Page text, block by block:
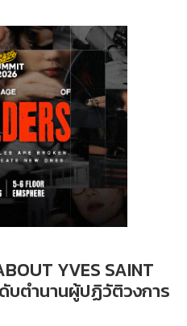
YVES SAINT
บตำนานผู้ปฏิวัติวงการ